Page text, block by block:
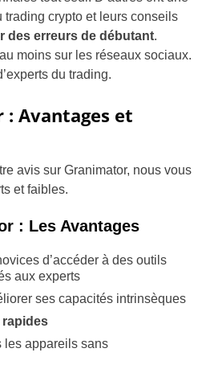
crypto et leurs conseils
des erreurs de débutant.
moins sur les réseaux sociaux.
du trading.
Avantages et
avis sur Granimator, nous vous
et faibles.
: Les Avantages
d’accéder à des outils
aux experts
ses capacités intrinsèques
rapides
les appareils sans